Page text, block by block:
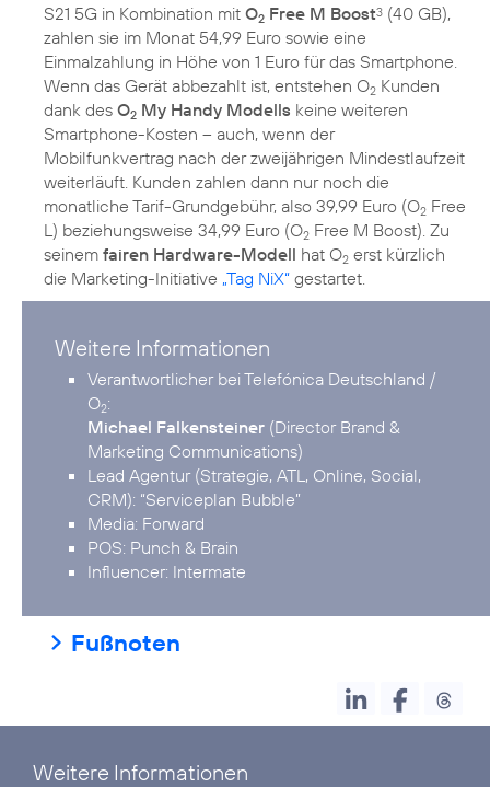
S21 5G in Kombination mit O2 Free M Boost3 (40 GB),
zahlen sie im Monat 54,99 Euro sowie eine
Einmalzahlung in Höhe von 1 Euro für das Smartphone.
Wenn das Gerät abbezahlt ist, entstehen O2 Kunden
dank des O2 My Handy Modells keine weiteren
Smartphone-Kosten – auch, wenn der
Mobilfunkvertrag nach der zweijährigen Mindestlaufzeit
weiterläuft. Kunden zahlen dann nur noch die
monatliche Tarif-Grundgebühr, also 39,99 Euro (O2 Free
L) beziehungsweise 34,99 Euro (O2 Free M Boost). Zu
seinem fairen Hardware-Modell hat O2 erst kürzlich
die Marketing-Initiative „Tag NiX“
Weitere Informationen
Verantwortlicher bei Telefónica Deutschland /
O2
Michael Falkensteiner (Director Brand &
Marketing Communications)
Lead Agentur (Strategie, ATL, Online, Social,
CRM): “Serviceplan Bubble”
Media: Forward
POS: Punch & Brain
Influencer: Intermate
Fußnoten
Weitere Informationen